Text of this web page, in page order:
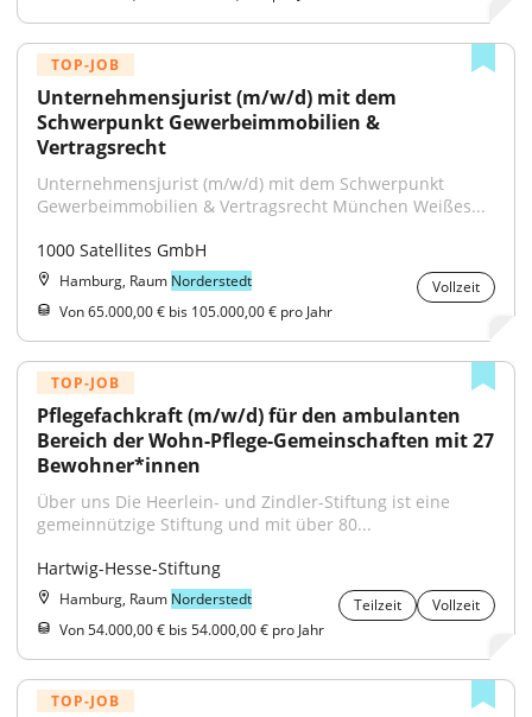
TOP-JOB
Unternehmensjurist (m/w/d) mit dem
Schwerpunkt Gewerbeimmobilien &
Vertragsrecht
Unternehmensjurist (m/w/d) mit dem Schwerpunkt
Gewerbeimmobilien & Vertragsrecht München Weißes...
1000 Satellites GmbH
Hamburg, Raum Norderstedt
Vollzeit
Von 65.000,00 € bis 105.000,00 € pro Jahr
TOP-JOB
Pflegefachkraft (m/w/d) für den ambulanten
Bereich der Wohn-Pflege-Gemeinschaften mit 27
Bewohner*innen
Über uns Die Heerlein- und Zindler-Stiftung ist eine
gemeinnützige Stiftung und mit über 80...
Hartwig-Hesse-Stiftung
Hamburg, Raum Norderstedt Teilzeit
Vollzeit
Von 54.000,00 € bis 54.000,00 € pro Jahr
TOP-JOB